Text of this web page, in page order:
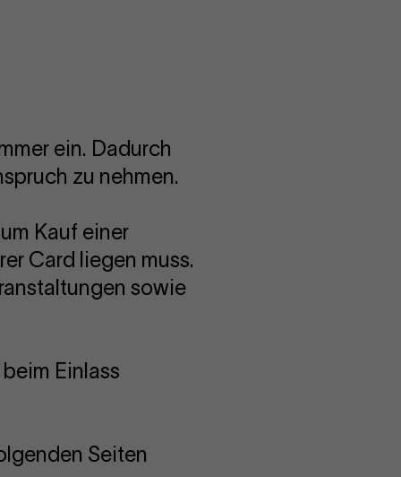
ein. Dadurch
zu nehmen.
Kauf einer
Card liegen muss.
sowie
Einlass
Seiten